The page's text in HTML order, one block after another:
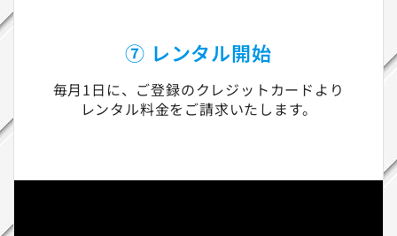
⑦ レンタル開始
毎月1日に、ご登録のクレジットカードより
レンタル料金をご請求いたします。